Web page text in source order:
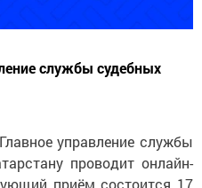
службы судебных
управление службы
проводит онлайн-
приём состоится 17